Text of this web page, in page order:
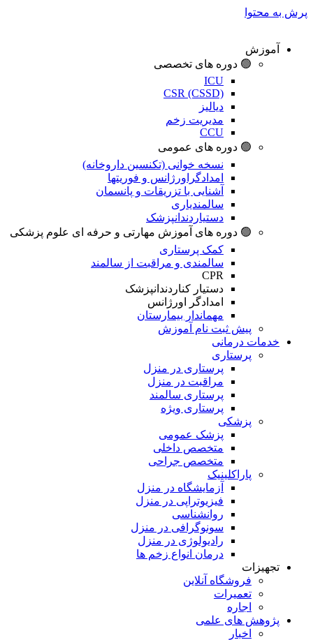
پرش به محتوا
آموزش
🟢 دوره های تخصصی
ICU
CSR (CSSD)
دیالیز
مدیریت زخم
CCU
🟢 دوره های عمومی
نسخه خوانی (تکنسین داروخانه)
امدادگراورژانس و فوریتها
آشنایی با تزریقات و پانسمان
سالمندیاری
دستیاردندانپزشک
🟢 دوره های آموزش مهارتی و حرفه ای علوم پزشکی
کمک پرستاری
سالمندی و مراقبت از سالمند
CPR
دستیار کناردندانپزشک
امدادگر اورژانس
مهماندار بیمارستان
پیش ثبت نام آموزش
خدمات درمانی
پرستاری
پرستاری در منزل
مراقبت در منزل
پرستاری سالمند
پرستاری ویژه
پزشکی
پزشک عمومی
متخصص داخلی
متخصص جراحی
پاراکلینیک
آزمایشگاه در منزل
فیزیوتراپی در منزل
روانشناسی
سونوگرافی در منزل
رادیولوژی در منزل
درمان انواع زخم ها
تجهیزات
فروشگاه آنلاین
تعمیرات
اجاره
پژوهش های علمی
اخبار